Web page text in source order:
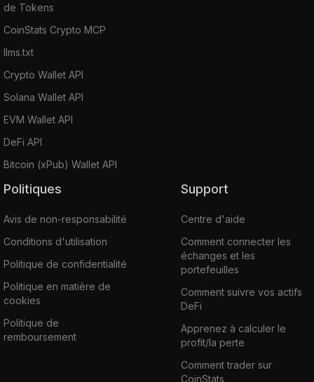
de Tokens
CoinStats Crypto MCP
llms.txt
Crypto Wallet API
Solana Wallet API
EVM Wallet API
DeFi API
Bitcoin (xPub) Wallet API
Politiques
Avis de non-responsabilité
Conditions d'utilisation
Politique de confidentialité
Politique en matière de
cookies
Politique de
remboursement
Support
Centre d'aide
Comment connecter les
échanges et les
portefeuilles
Comment suivre vos actifs
DeFi
Apprenez à calculer le
profit/la perte
Comment trader sur
CoinStats